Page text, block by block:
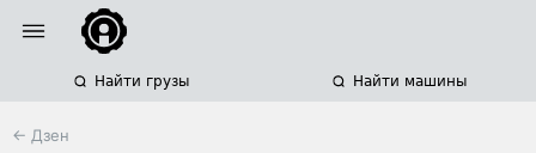
Найти грузы Найти машины
← Дзен